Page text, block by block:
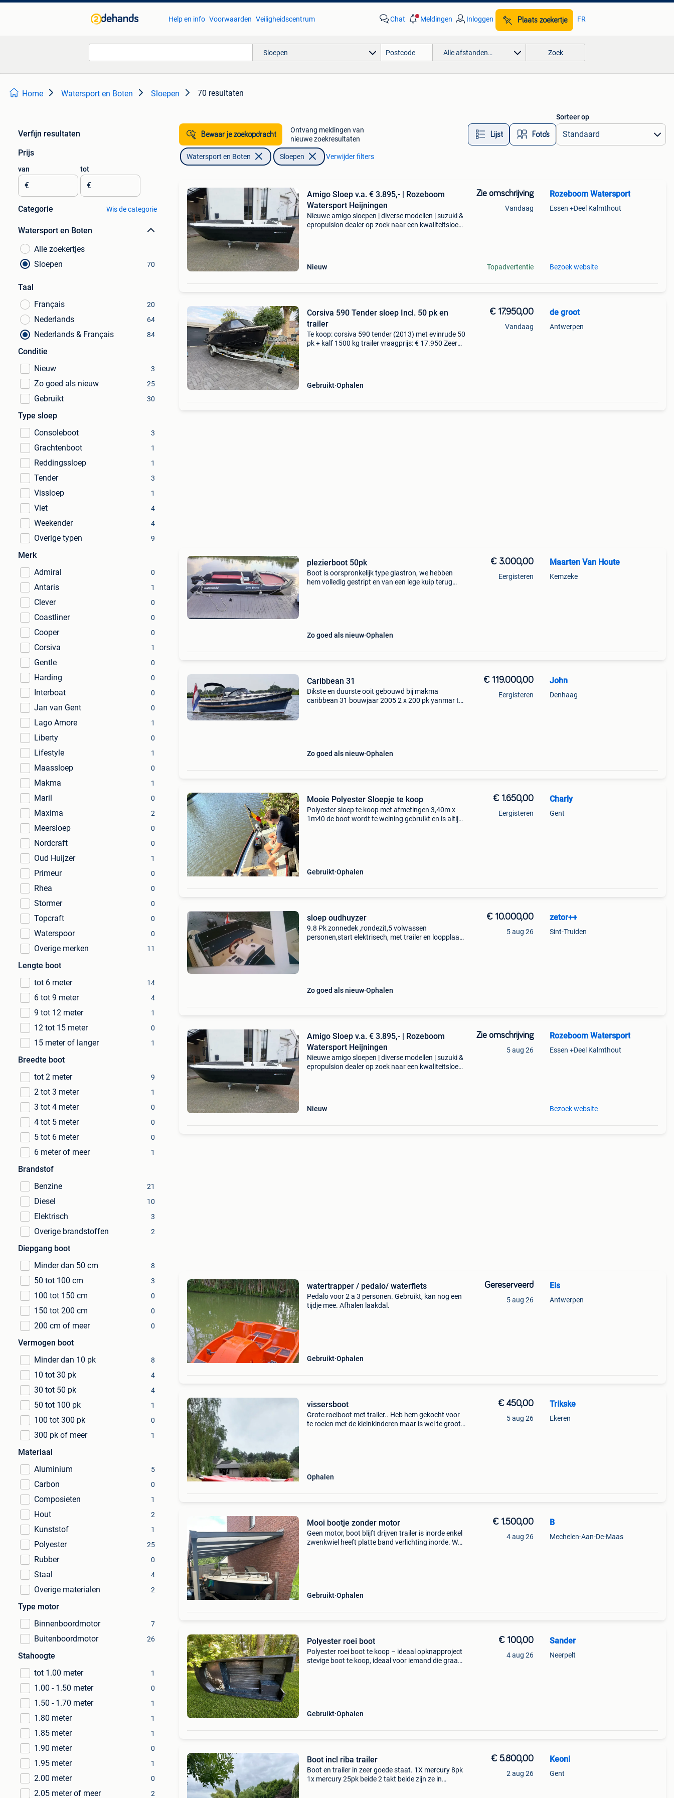
Help en info Voorwaarden Veiligheidscentrum Chat Meldingen Inloggen Plaats zoekertje FR
Sloepen Alle afstanden… Zoek
Home Watersport en Boten Sloepen 70 resultaten
Verfijn resultaten
Prijs
van
€
tot
€
Categorie Wis de categorie
Watersport en Boten
Alle zoekertjes
Sloepen
70
Taal
Français
20
Nederlands 64
Nederlands & Français 84
Conditie
Nieuw
3
Zo goed als nieuw 25
Gebruikt 30
Type sloep
Consoleboot
3
Grachtenboot 1
Reddingssloep 1
Tender 3
Vissloep 1
Vlet 4
Weekender 4
Overige typen 9
Merk
Admiral
0
Antaris 1
Clever 0
Coastliner 0
Cooper 0
Corsiva 1
Gentle 0
Harding 0
Interboat 0
Jan van Gent 0
Lago Amore 1
Liberty 0
Lifestyle 1
Maassloep 0
Makma 1
Maril 0
Maxima 2
Meersloep 0
Nordcraft 0
Oud Huijzer 1
Primeur 0
Rhea 0
Stormer 0
Topcraft 0
Waterspoor 0
Overige merken 11
Lengte boot
tot 6 meter
14
6 tot 9 meter 4
9 tot 12 meter 1
12 tot 15 meter 0
15 meter of langer 1
Breedte boot
tot 2 meter
9
2 tot 3 meter 1
3 tot 4 meter 0
4 tot 5 meter 0
5 tot 6 meter 0
6 meter of meer 1
Brandstof
Benzine
21
Diesel 10
Elektrisch 3
Overige brandstoffen 2
Diepgang boot
Minder dan 50 cm
8
50 tot 100 cm 3
100 tot 150 cm 0
150 tot 200 cm 0
200 cm of meer 0
Vermogen boot
Minder dan 10 pk
8
10 tot 30 pk 4
30 tot 50 pk 4
50 tot 100 pk 1
100 tot 300 pk 0
300 pk of meer 1
Materiaal
Aluminium
5
Carbon 0
Composieten 1
Hout 2
Kunststof 1
Polyester 25
Rubber 0
Staal 4
Overige materialen 2
Type motor
Binnenboordmotor
7
Buitenboordmotor 26
Stahoogte
tot 1.00 meter
1
1.00 - 1.50 meter 0
1.50 - 1.70 meter 1
1.80 meter 1
1.85 meter 1
1.90 meter 0
1.95 meter 1
2.00 meter 0
2.05 meter of meer 2
Bewaar je zoekopdracht
Ontvang meldingen van
nieuwe zoekresultaten
Lijst Foto’s
Sorteer op
Watersport en Boten Sloepen Verwijder filters
Amigo Sloep v.a. € 3.895,- | Rozeboom
Watersport Heijningen
Nieuwe amigo sloepen | diverse modellen | suzuki &
epropulsion dealer op zoek naar een kwaliteitsloep
Nieuw
Zie omschrijving
Vandaag
Topadvertentie
Rozeboom Watersport
Essen +Deel Kalmthout
Bezoek website
Corsiva 590 Tender sloep Incl. 50 pk en
trailer
Te koop: corsiva 590 tender (2013) met evinrude 50
pk + kalf 1500 kg trailer vraagprijs: € 17.950 Zeer
Gebruikt Ophalen
€ 17.950,00
Vandaag
de groot
Antwerpen
plezierboot 50pk
Boot is oorspronkelijk type glastron, we hebben
hem volledig gestript en van een lege kuip terug
Zo goed als nieuw Ophalen
€ 3.000,00
Eergisteren
Maarten Van Houte
Kemzeke
Caribbean 31
Dikste en duurste ooit gebouwd bij makma
caribbean 31 bouwjaar 2005 2 x 200 pk yanmar td
Zo goed als nieuw Ophalen
€ 119.000,00
Eergisteren
John
Denhaag
Mooie Polyester Sloepje te koop
Polyester sloep te koop met afmetingen 3,40m x
1m40 de boot wordt te weining gebruikt en is altijd
Gebruikt Ophalen
€ 1.650,00
Eergisteren
Charly
Gent
sloep oudhuyzer
9.8 Pk zonnedek ,rondezit,5 volwassen
personen,start elektrisech, met trailer en loopplaat
Zo goed als nieuw Ophalen
€ 10.000,00
5 aug 26
zetor++
Sint-Truiden
Amigo Sloep v.a. € 3.895,- | Rozeboom
Watersport Heijningen
Nieuwe amigo sloepen | diverse modellen | suzuki &
epropulsion dealer op zoek naar een kwaliteitsloep
Nieuw
Zie omschrijving
5 aug 26
Rozeboom Watersport
Essen +Deel Kalmthout
Bezoek website
watertrapper / pedalo/ waterfiets
Pedalo voor 2 a 3 personen. Gebruikt, kan nog een
tijdje mee. Afhalen laakdal.
Gebruikt Ophalen
Gereserveerd
5 aug 26
Els
Antwerpen
vissersboot
Grote roeiboot met trailer.. Heb hem gekocht voor
te roeien met de kleinkinderen maar is wel te groot.
Ophalen
€ 450,00
5 aug 26
Trikske
Ekeren
Mooi bootje zonder motor
Geen motor, boot blijft drijven trailer is inorde enkel
zwenkwiel heeft platte band verlichting inorde. Wou
Gebruikt Ophalen
€ 1.500,00
4 aug 26
B
Mechelen-Aan-De-Maas
Polyester roei boot
Polyester roei boot te koop – ideaal opknapproject
stevige boot te koop, ideaal voor iemand die graag
Gebruikt Ophalen
€ 100,00
4 aug 26
Sander
Neerpelt
Boot incl riba trailer
Boot en trailer in zeer goede staat. 1X mercury 8pk
1x mercury 25pk beide 2 takt beide zijn ze in
€ 5.800,00
2 aug 26
Keoni
Gent